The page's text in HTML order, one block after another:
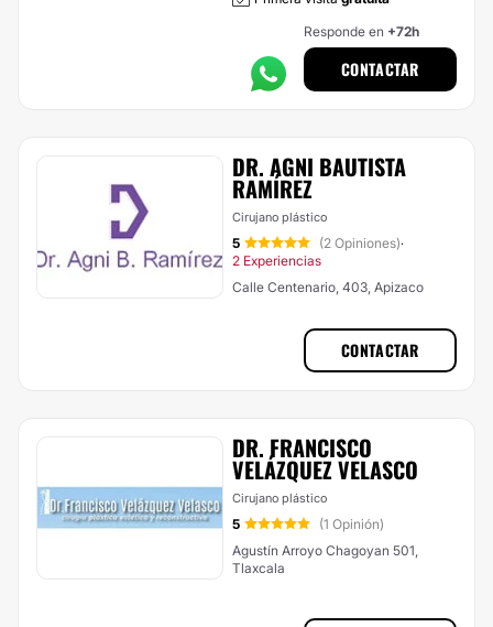
Responde en +72h
CONTACTAR
DR. AGNI BAUTISTA
RAMÍREZ
Cirujano plástico
5 (2 Opiniones)·
2 Experiencias
Calle Centenario, 403, Apizaco
CONTACTAR
DR. FRANCISCO
VELÁZQUEZ VELASCO
Cirujano plástico
5
(1 Opinión)
Agustín Arroyo Chagoyan 501,
Tlaxcala